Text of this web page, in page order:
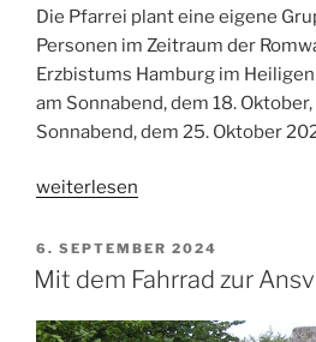
Die Pfarrei plant eine eigene
Personen im Zeitraum der
Erzbistums Hamburg im
am Sonnabend, dem 18.
Sonnabend, dem 25. Oktober
„Auf
Rom“
weiterlesen
VERÖFFENTLICHT
AM
6. SEPTEMBER 2024
Mit dem Fahrrad zur